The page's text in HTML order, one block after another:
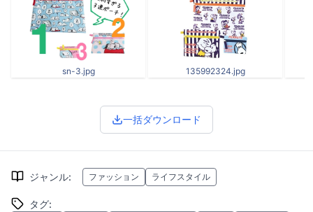
sn-3.jpg 135992324.jpg
一括ダウンロード
ジャンル: ファッション ライフスタイル
タグ: